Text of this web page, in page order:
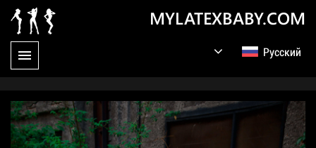
MYLATEXBABY.COM
Русский
Germany